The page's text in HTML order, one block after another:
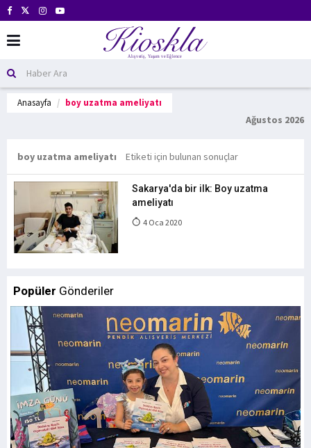
Anasayfa boy uzatma ameliyatı
Ağustos 2026
boy uzatma ameliyatı Etiketi için bulunan sonuçlar
Sakarya'da bir ilk: Boy uzatma
ameliyatı
4 Oca 2020
Popüler Gönderiler